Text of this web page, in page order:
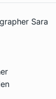
Sara